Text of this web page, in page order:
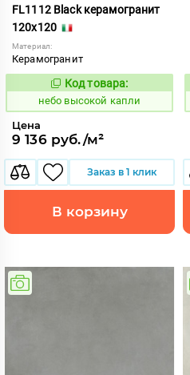
FL1112 Black керамогранит
120x120
Материал:
Керамогранит
1111412
Код товара:
небо высокой капли
Цена
9 136 руб./м²
Заказ в 1 клик
В корзину